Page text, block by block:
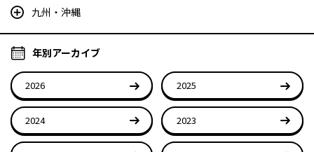
九州・沖縄
年別アーカイブ
2026 2025
2024 2023